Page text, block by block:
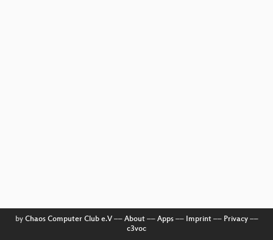
by Chaos Computer Club e.V–– About–– Apps–– Imprint–– Privacy––
c3voc